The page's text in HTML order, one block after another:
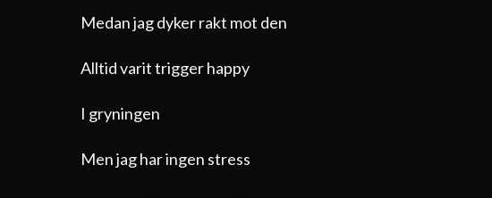
Medan jag dyker rakt mot den
Alltid varit trigger happy
I gryningen
Men jag har ingen stress